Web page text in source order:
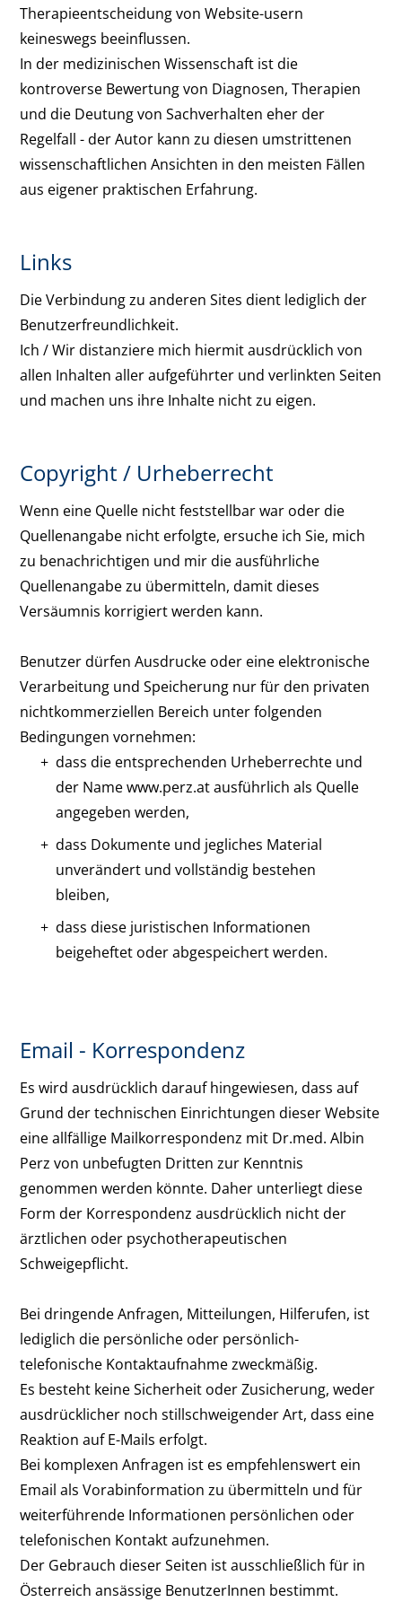
Therapieentscheidung von Website-usern
keineswegs beeinflussen.
In der medizinischen Wissenschaft ist die
kontroverse Bewertung von Diagnosen, Therapien
und die Deutung von Sachverhalten eher der
Regelfall - der Autor kann zu diesen umstrittenen
wissenschaftlichen Ansichten in den meisten Fällen
aus eigener praktischen Erfahrung.
Links
Die Verbindung zu anderen Sites dient lediglich der
Benutzerfreundlichkeit.
Ich / Wir distanziere mich hiermit ausdrücklich von
allen Inhalten aller aufgeführter und verlinkten Seiten
und machen uns ihre Inhalte nicht zu eigen.
Copyright / Urheberrecht
Wenn eine Quelle nicht feststellbar war oder die
Quellenangabe nicht erfolgte, ersuche ich Sie, mich
zu benachrichtigen und mir die ausführliche
Quellenangabe zu übermitteln, damit dieses
Versäumnis korrigiert werden kann.
Benutzer dürfen Ausdrucke oder eine elektronische
Verarbeitung und Speicherung nur für den privaten
nichtkommerziellen Bereich unter folgenden
Bedingungen vornehmen:
dass die entsprechenden Urheberrechte und
der Name www.perz.at ausführlich als Quelle
angegeben werden,
dass Dokumente und jegliches Material
unverändert und vollständig bestehen
bleiben,
dass diese juristischen Informationen
beigeheftet oder abgespeichert werden.
Email - Korrespondenz
Es wird ausdrücklich darauf hingewiesen, dass auf
Grund der technischen Einrichtungen dieser Website
eine allfällige Mailkorrespondenz mit Dr.med. Albin
Perz von unbefugten Dritten zur Kenntnis
genommen werden könnte. Daher unterliegt diese
Form der Korrespondenz ausdrücklich nicht der
ärztlichen oder psychotherapeutischen
Schweigepflicht.
Bei dringende Anfragen, Mitteilungen, Hilferufen, ist
lediglich die persönliche oder persönlich-
telefonische Kontaktaufnahme zweckmäßig.
Es besteht keine Sicherheit oder Zusicherung, weder
ausdrücklicher noch stillschweigender Art, dass eine
Reaktion auf E-Mails erfolgt.
Bei komplexen Anfragen ist es empfehlenswert ein
Email als Vorabinformation zu übermitteln und für
weiterführende Informationen persönlichen oder
telefonischen Kontakt aufzunehmen.
Der Gebrauch dieser Seiten ist ausschließlich für in
Österreich ansässige BenutzerInnen bestimmt.